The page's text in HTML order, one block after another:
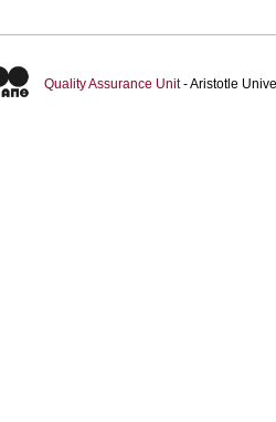
Quality Assurance Unit- Aristotle